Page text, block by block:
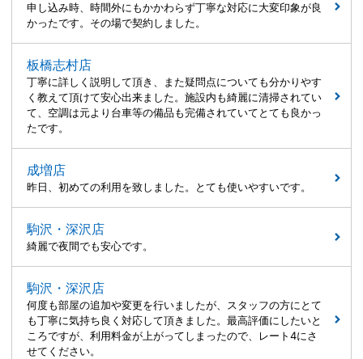
申し込み時、時間外にもかかわらず丁寧な対応に大変印象が良
かったです。その場で契約しました。
板橋志村店
丁寧に詳しく説明して頂き、また疑問点についても分かりやす
く教えて頂けて安心出来ました。施設内も綺麗に清掃されてい
て、空調は元より台車等の備品も完備されていてとても良かっ
たです。
成増店
昨日、初めての利用を致しました。とても使いやすいです。
駒沢・深沢店
綺麗で夜間でも安心です。
駒沢・深沢店
何度も部屋の追加や変更を行いましたが、スタッフの方にとて
も丁寧に気持ち良く対応して頂きました。最高評価にしたいと
ころですが、利用料金が上がってしまったので、レート4にさ
せてください。